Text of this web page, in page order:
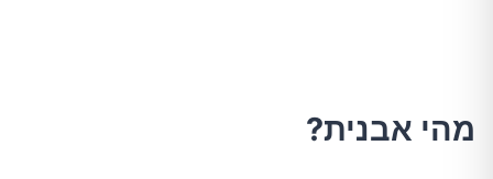
מהי אבנית?